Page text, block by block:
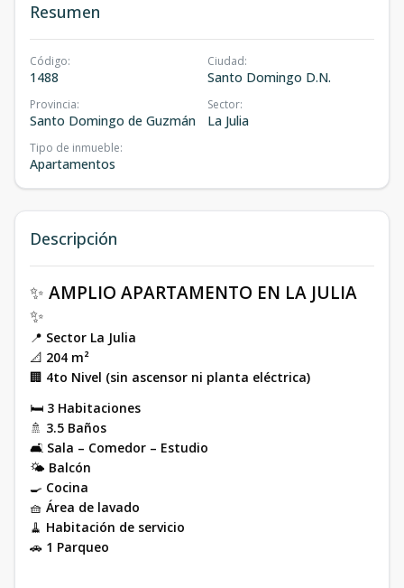
Resumen
Código:
1488
Ciudad:
Santo Domingo D.N.
Provincia:
Santo Domingo de Guzmán
Sector:
La Julia
Tipo de inmueble:
Apartamentos
Descripción
✨ AMPLIO APARTAMENTO EN LA JULIA
✨
📍 Sector La Julia
📐 204 m²
🏢 4to Nivel (sin ascensor ni planta eléctrica)
🛏 3 Habitaciones
🚿 3.5 Baños
🛋 Sala – Comedor – Estudio
🌤 Balcón
🍳 Cocina
🧺 Área de lavado
🧹 Habitación de servicio
🚗 1 Parqueo